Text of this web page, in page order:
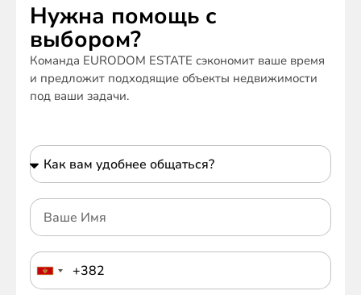
Нужна помощь с
выбором?
Команда EURODOM ESTATE сэкономит ваше время
и предложит подходящие объекты недвижимости
под ваши задачи.